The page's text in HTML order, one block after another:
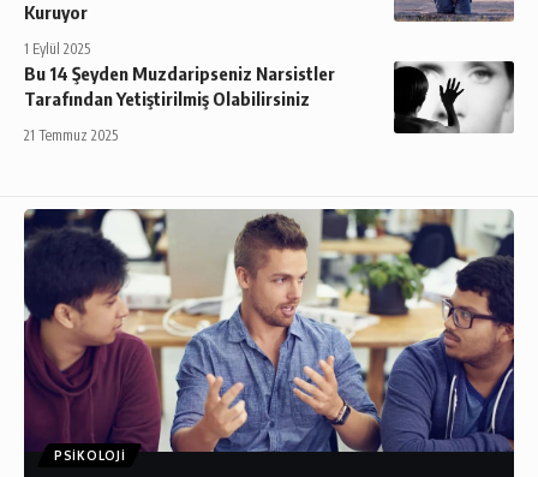
Kuruyor
1 Eylül 2025
Bu 14 Şeyden Muzdaripseniz Narsistler
Tarafından Yetiştirilmiş Olabilirsiniz
21 Temmuz 2025
PSIKOLOJI